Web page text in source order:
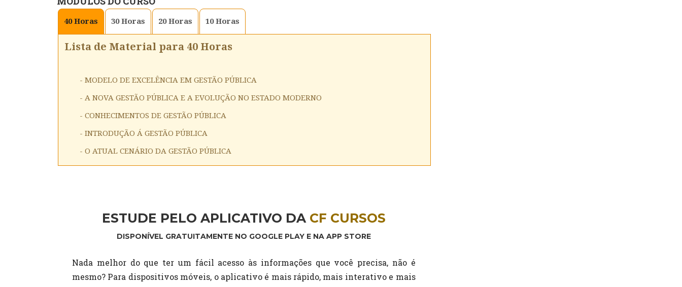
40Horas 30Horas 20Horas 10Horas
Lista de Material para 40 Horas
- MODELO DE EXCELÊNCIA EM GESTÃO PÚBLICA
- A NOVA GESTÃO PÚBLICA E A EVOLUÇÃO NO ESTADO MODERNO
- CONHECIMENTOS DE GESTÃO PÚBLICA
- INTRODUÇÃO Á GESTÃO PÚBLICA
- O ATUAL CENÁRIO DA GESTÃO PÚBLICA
ESTUDE PELO APLICATIVO DA CF CURSOS
DISPONÍVEL GRATUITAMENTE NO GOOGLE PLAY E NA APP STORE
Nada melhor do que ter um fácil acesso às informações que você precisa, não é
mesmo? Para dispositivos móveis, o aplicativo é mais rápido, mais interativo e mais